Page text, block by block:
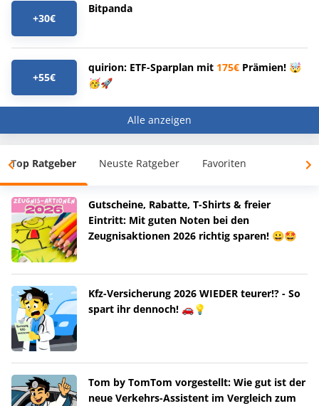
+30€
Bitpanda
+55€
quirion: ETF-Sparplan mit 175€ Prämien! 🤯
🥳🚀
Alle anzeigen
Top Ratgeber Neuste Ratgeber Favoriten
Gutscheine, Rabatte, T-Shirts & freier
Eintritt: Mit guten Noten bei den
Zeugnisaktionen 2026 richtig sparen! 😀🤩
Kfz-Versicherung 2026 WIEDER teurer!? - So
spart ihr dennoch! 🚗💡
Tom by TomTom vorgestellt: Wie gut ist der
neue Verkehrs-Assistent im Vergleich zum